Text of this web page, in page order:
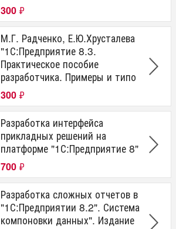
300 ₽
М.Г. Радченко, Е.Ю.Хрусталева
"1С:Предприятие 8.3.
Практическое пособие
разработчика. Примеры и типо
300 ₽
Разработка интерфейса
прикладных решений на
платформе "1С:Предприятие 8"
700 ₽
Разработка сложных отчетов в
"1С:Предприятии 8.2". Система
компоновки данных". Издание